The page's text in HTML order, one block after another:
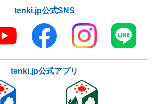
tenki.jp公式SNS
tenki.jp公式アプリ